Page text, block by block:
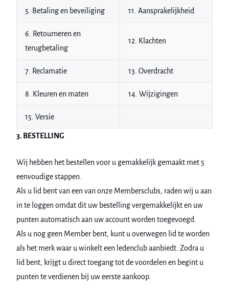
5. Betaling en beveiliging 11. Aansprakelijkheid
6. Retourneren en
terugbetaling
12. Klachten
7. Reclamatie 13. Overdracht
8. Kleuren en maten 14. Wijzigingen
15. Versie
3. BESTELLING
Wij hebben het bestellen voor u gemakkelijk gemaakt met 5
eenvoudige stappen.
Als u lid bent van een van onze Membersclubs, raden wij u aan
in te loggen omdat dit uw bestelling vergemakkelijkt en uw
punten automatisch aan uw account worden toegevoegd.
Als u nog geen Member bent, kunt u overwegen lid te worden
als het merk waar u winkelt een ledenclub aanbiedt. Zodra u
lid bent, krijgt u direct toegang tot de voordelen en begint u
punten te verdienen bij uw eerste aankoop.